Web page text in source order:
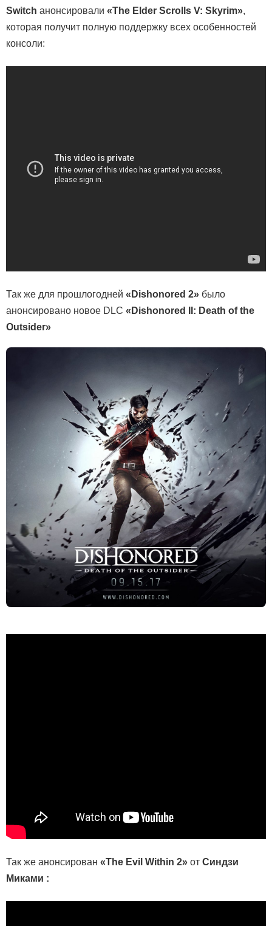
Switch анонсировали «The Elder Scrolls V: Skyrim»,
которая получит полную поддержку всех особенностей
консоли:
Так же для прошлогодней «Dishonored 2» было
анонсировано новое DLC «Dishonored II: Death of the
Outsider»
Так же анонсирован «The Evil Within 2» от Синдзи
Миками :